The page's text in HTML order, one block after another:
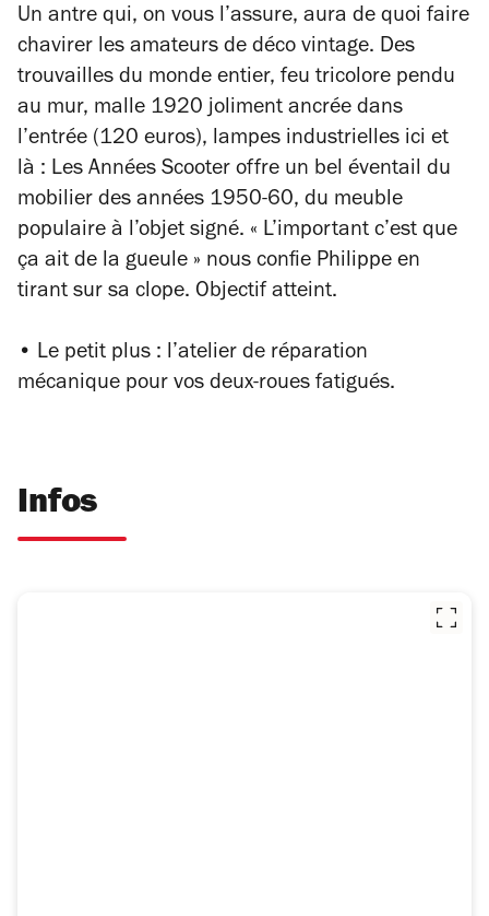
Un antre qui, on vous l’assure, aura de quoi faire
chavirer les amateurs de déco vintage. Des
trouvailles du monde entier, feu tricolore pendu
au mur, malle 1920 joliment ancrée dans
l’entrée (120 euros), lampes industrielles ici et
là : Les Années Scooter offre un bel éventail du
mobilier des années 1950-60, du meuble
populaire à l’objet signé. « L’important c’est que
ça ait de la gueule » nous confie Philippe en
tirant sur sa clope. Objectif atteint.
• Le petit plus : l’atelier de réparation
mécanique pour vos deux-roues fatigués.
Infos